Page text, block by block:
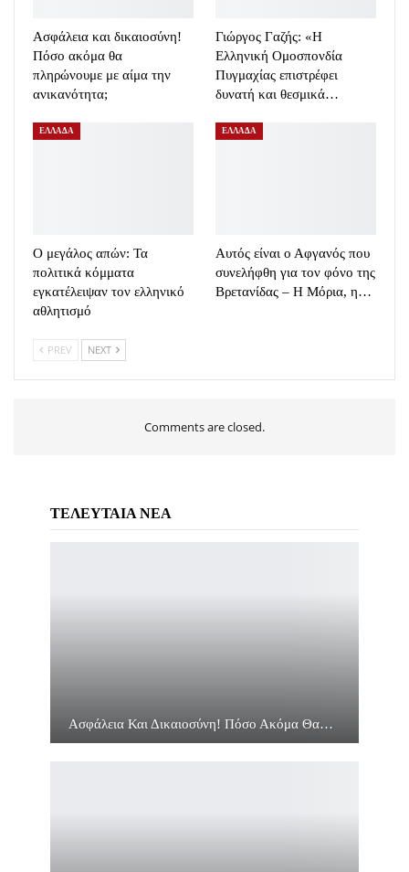
Ασφάλεια και δικαιοσύνη!
Πόσο ακόμα θα
πληρώνουμε με αίμα την
ανικανότητα;
Γιώργος Γαζής: «Η
Ελληνική Ομοσπονδία
Πυγμαχίας επιστρέφει
δυνατή και θεσμικά…
ΕΛΛΑΔΑ
Ο μεγάλος απών: Τα
πολιτικά κόμματα
εγκατέλειψαν τον ελληνικό
αθλητισμό
ΕΛΛΑΔΑ
Αυτός είναι ο Αφγανός που
συνελήφθη για τον φόνο της
Βρετανίδας – Η Μόρια, η…
PREV NEXT
Comments are closed.
ΤΕΛΕΥΤΑΙΑ ΝΕΑ
Ασφάλεια Και Δικαιοσύνη! Πόσο Ακόμα Θα…